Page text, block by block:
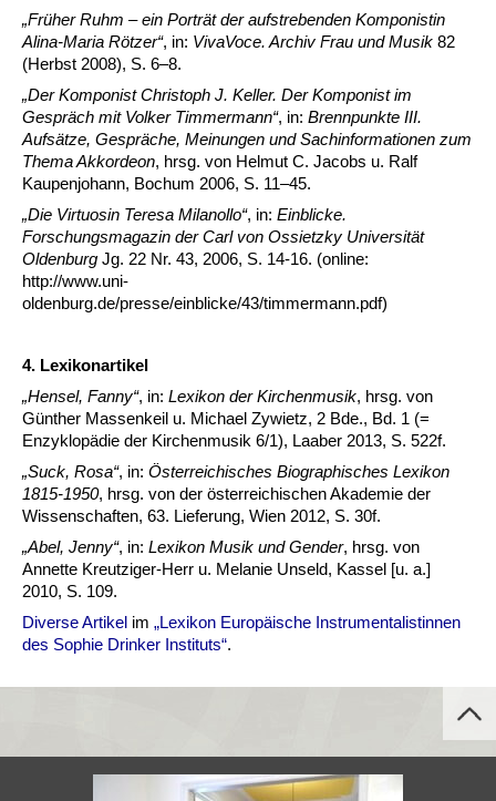
„Früher Ruhm – ein Porträt der aufstrebenden Komponistin
Alina-Maria Rötzer“, in: VivaVoce. Archiv Frau und Musik 82
(Herbst 2008), S. 6–8.
„Der Komponist Christoph J. Keller. Der Komponist im
Gespräch mit Volker Timmermann“, in: Brennpunkte III.
Aufsätze, Gespräche, Meinungen und Sachinformationen zum
Thema Akkordeon, hrsg. von Helmut C. Jacobs u. Ralf
Kaupenjohann, Bochum 2006, S. 11–45.
„Die Virtuosin Teresa Milanollo“, in: Einblicke.
Forschungsmagazin der Carl von Ossietzky Universität
Oldenburg Jg. 22 Nr. 43, 2006, S. 14-16. (online:
http://www.uni-
oldenburg.de/presse/einblicke/43/timmermann.pdf)
4. Lexikonartikel
„Hensel, Fanny“, in: Lexikon der Kirchenmusik, hrsg. von
Günther Massenkeil u. Michael Zywietz, 2 Bde., Bd. 1 (=
Enzyklopädie der Kirchenmusik 6/1), Laaber 2013, S. 522f.
„Suck, Rosa“, in: Österreichisches Biographisches Lexikon
1815-1950, hrsg. von der österreichischen Akademie der
Wissenschaften, 63. Lieferung, Wien 2012, S. 30f.
„Abel, Jenny“, in: Lexikon Musik und Gender, hrsg. von
Annette Kreutziger-Herr u. Melanie Unseld, Kassel [u. a.]
2010, S. 109.
Diverse Artikel im „Lexikon Europäische Instrumentalistinnen
des Sophie Drinker Instituts“.